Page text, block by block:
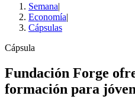
Semana|
Economía|
Cápsulas
Cápsula
Fundación Forge
formación para